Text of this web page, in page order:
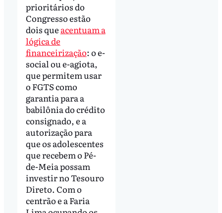
prioritários do
Congresso estão
dois que acentuam a
lógica de
financeirização: o e-
social ou e-agiota,
que permitem usar
o FGTS como
garantia para a
babilônia do crédito
consignado, e a
autorização para
que os adolescentes
que recebem o Pé-
de-Meia possam
investir no Tesouro
Direto. Com o
centrão e a Faria